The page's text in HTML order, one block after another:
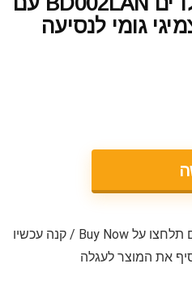
גומי לנסיעה
חשוב!!! כדי לקבל משלוח חינם תלחצו על Buy Now / קנה עכשיו
את המוצר לעגלה